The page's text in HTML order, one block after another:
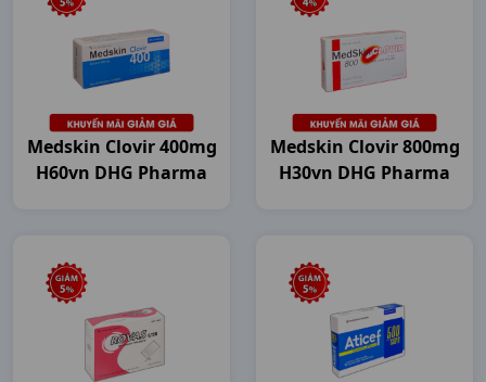
Medskin Clovir 400mg
H60vn DHG Pharma
Medskin Clovir 800mg
H30vn DHG Pharma